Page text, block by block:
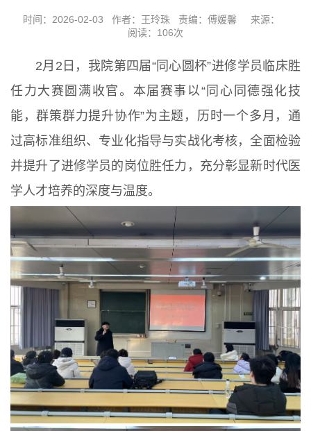
时间：2026-02-03 作者：王玲珠 责编：傅媛馨
来源：
阅读： 106次
2月2日，我院第四届“同心圆杯”进修学员临床胜
任力大赛圆满收官。本届赛事以“同心同德强化技
能，群策群力提升协作”为主题，历时一个多月，通
过高标准组织、专业化指导与实战化考核，全面检验
并提升了进修学员的岗位胜任力，充分彰显新时代医
学人才培养的深度与温度。